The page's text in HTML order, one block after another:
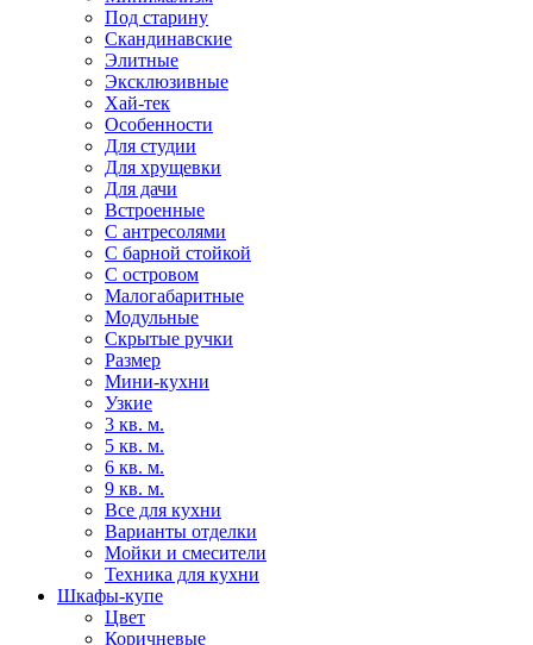
Под старину
Скандинавские
Элитные
Эксклюзивные
Хай-тек
Особенности
Для студии
Для хрущевки
Для дачи
Встроенные
С антресолями
С барной стойкой
С островом
Малогабаритные
Модульные
Скрытые ручки
Размер
Мини-кухни
Узкие
3 кв. м.
5 кв. м.
6 кв. м.
9 кв. м.
Все для кухни
Варианты отделки
Мойки и смесители
Техника для кухни
Шкафы-купе
Цвет
Коричневые